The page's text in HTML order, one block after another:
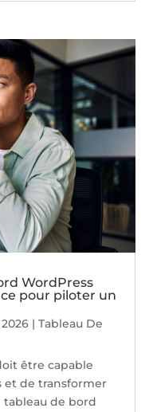
WordPress
pour piloter un
|Tableau De
être capable
et de transformer
tableau de bord